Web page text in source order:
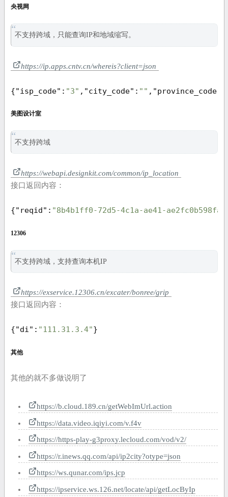
央视网
不支持跨域，只能查询IP和地域缩写。
https://ip.apps.cntv.cn/whereis?client=json
{"isp_code" : "3" , "city_code" : "" , "province_code"
美图设计室
不支持跨域
https://webapi.designkit.com/common/ip_location
接口返回内容：
{"reqid" : "8b4b1ff0-72d5-4c1a-ae41-ae2fc0b598fa"
12306
不支持跨域，支持查询本机IP
https://exservice.12306.cn/excater/bonree/grip
接口返回内容：
{"di" : "111.31.3.4"}
其他
其他的就不多做说明了
https://b.cloud.189.cn/getWebImUrl.action
https://data.video.iqiyi.com/v.f4v
https://https-play-g3proxy.lecloud.com/vod/v2/
https://r.inews.qq.com/api/ip2city?otype=json
https://ws.qunar.com/ips.jcp
https://ipservice.ws.126.net/locate/api/getLocByIp